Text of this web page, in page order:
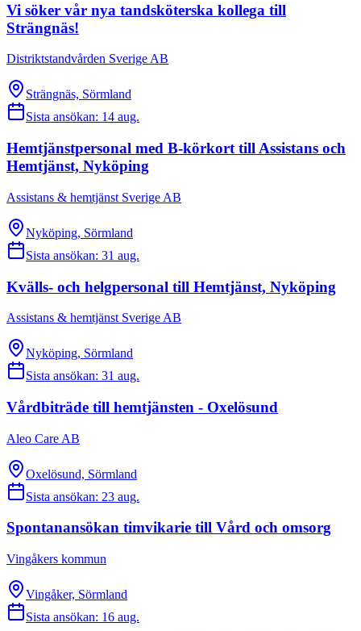
Vi söker vår nya tandsköterska kollega till
Strängnäs!
Distriktstandvården Sverige AB
Strängnäs, Sörmland
Sista ansökan: 14 aug.
Hemtjänstpersonal med B-körkort till Assistans och
Hemtjänst, Nyköping
Assistans & hemtjänst Sverige AB
Nyköping, Sörmland
Sista ansökan: 31 aug.
Kvälls- och helgpersonal till Hemtjänst, Nyköping
Assistans & hemtjänst Sverige AB
Nyköping, Sörmland
Sista ansökan: 31 aug.
Vårdbiträde till hemtjänsten - Oxelösund
Aleo Care AB
Oxelösund, Sörmland
Sista ansökan: 23 aug.
Spontanansökan timvikarie till Vård och omsorg
Vingåkers kommun
Vingåker, Sörmland
Sista ansökan: 16 aug.